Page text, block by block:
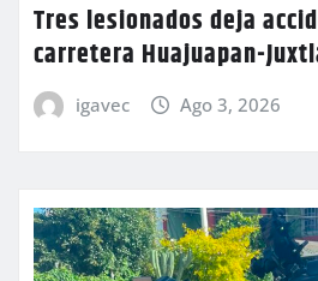
Tres lesionados deja
carretera Huajuapan-
igavec Ago 3, 2026